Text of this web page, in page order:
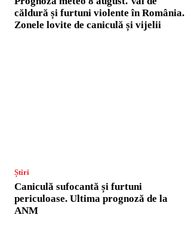
căldură și furtuni violente în România.
Zonele lovite de caniculă și vijelii
Știri
Caniculă sufocantă și furtuni
periculoase. Ultima prognoză de la
ANM